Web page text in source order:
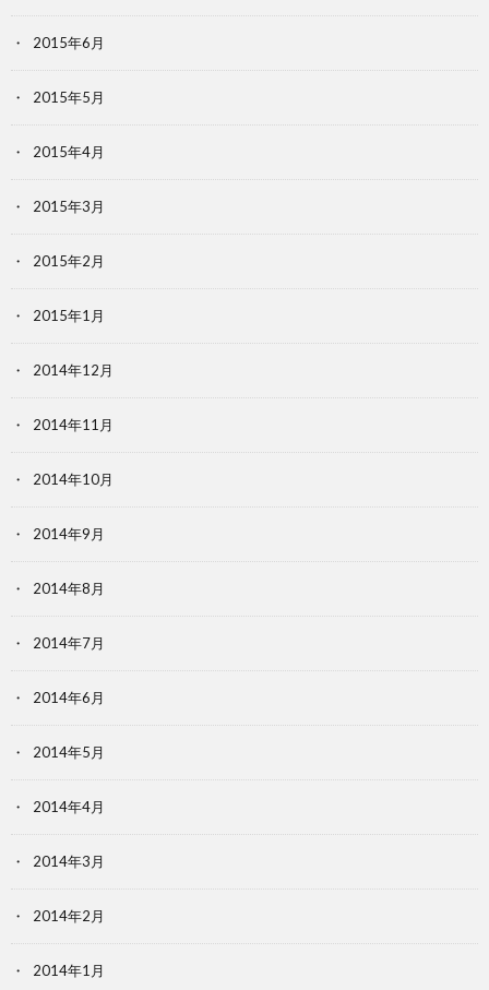
2015年6月
2015年5月
2015年4月
2015年3月
2015年2月
2015年1月
2014年12月
2014年11月
2014年10月
2014年9月
2014年8月
2014年7月
2014年6月
2014年5月
2014年4月
2014年3月
2014年2月
2014年1月